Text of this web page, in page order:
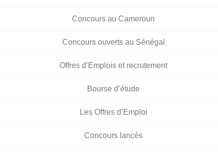
Concours au Cameroun
Concours ouverts au Sénégal
Offres d’Emplois et recrutement
Bourse d’étude
Les Offres d’Emploi
Concours lancés